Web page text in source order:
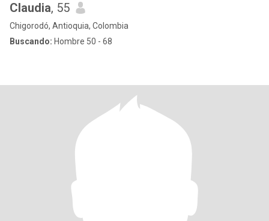
Claudia, 55
Chigorodó, Antioquia, Colombia
Buscando: Hombre 50 - 68